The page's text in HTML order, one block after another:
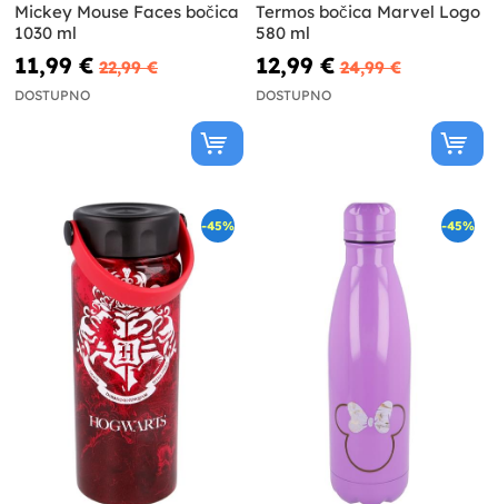
Mickey Mouse Faces bočica
1030 ml
11,99 € 22,99 €
DOSTUPNO
Termos bočica Marvel Logo
580 ml
12,99 € 24,99 €
DOSTUPNO
-45% -45%